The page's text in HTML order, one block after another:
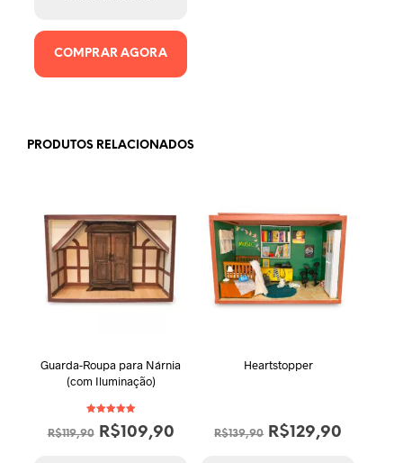
R$99,90.
COMPRAR AGORA
PRODUTOS RELACIONADOS
Guarda-Roupa para Nárnia
(com Iluminação)
Avaliação
5.00
de 5
R$119,90
O
R$109,90O
Heartstopper
R$139,90
O
R$129,90